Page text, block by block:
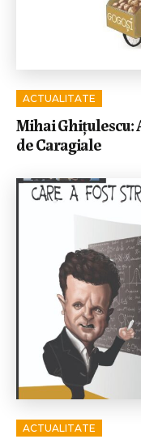
ACTUALITATE
Mihai Ghițulescu:
de Caragiale
ACTUALITATE